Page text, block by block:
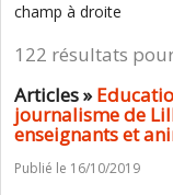
champ à droite
122 résultats
Articles »
journalisme de
enseignants et
Publié le 16/10/2019